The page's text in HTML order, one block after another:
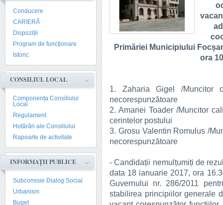
Conducere
CARIERĂ
Dispoziții
Program de funcționare
Istoric
CONSILIUL LOCAL
Componența Consiliului
Local
Regulament
Hotărâri ale Consiliului
Rapoarte de activitate
INFORMAȚII PUBLICE
Subcomisie Dialog Social
Urbanism
Buget
Primăriei Municipiului
ora
1. Zaharia Gigel /Muncitor
necorespunzătoare
2. Amariei Toader /Muncitor
cerintelor postului
3. Grosu Valentin Romulus /
necorespunzătoare
- Candidații nemulțumiți de
data 18 ianuarie 2017, ora
Guvernului nr. 286/2011
stabilirea principiilor generale